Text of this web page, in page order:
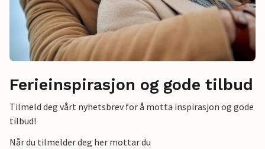
Ferieinspirasjon og gode tilbud
Tilmeld deg vårt nyhetsbrev for å motta inspirasjon og gode
tilbud!
Når du tilmelder deg her mottar du